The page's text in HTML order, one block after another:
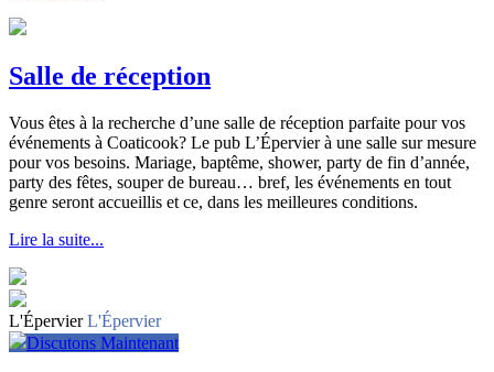
Salle de réception
Vous êtes à la recherche d’une salle de réception parfaite pour vos
événements à Coaticook? Le pub L’Épervier à une salle sur mesure
pour vos besoins. Mariage, baptême, shower, party de fin d’année,
party des fêtes, souper de bureau… bref, les événements en tout
genre seront accueillis et ce, dans les meilleures conditions.
Lire la suite...
L'Épervier L'Épervier
Discutons Maintenant